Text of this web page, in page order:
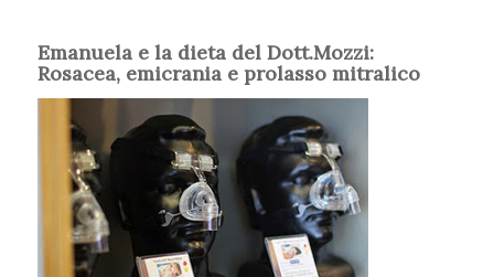
Emanuela e la dieta del Dott.Mozzi:
Rosacea, emicrania e prolasso mitralico